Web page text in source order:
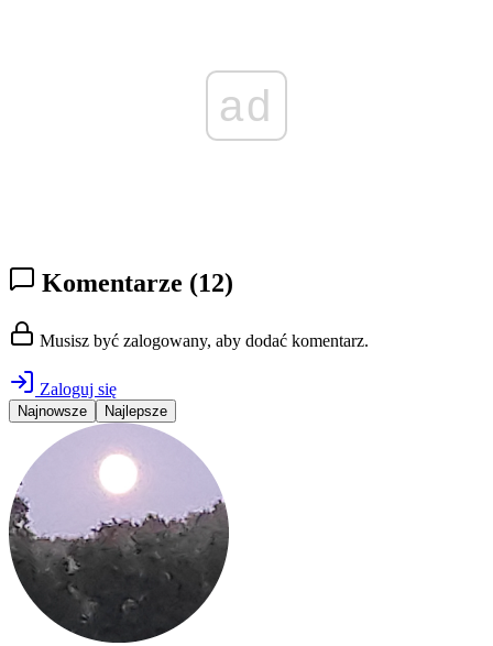
ad
Komentarze (12)
Musisz być zalogowany, aby dodać komentarz.
Zaloguj się
Najnowsze Najlepsze